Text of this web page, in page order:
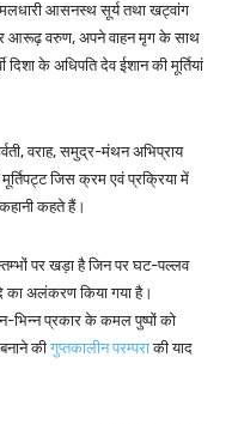
आसनस्थ सूर्य तथा खट्वांग
आरूढ़ वरुण, अपने वाहन मृग के साथ
के अधिपति देव ईशान की मूर्तियां
वराह, समुद्र-मंथन अभिप्राय
जिस क्रम एवं प्रक्रिया में
कहते हैं।
पर खड़ा है जिन पर घट-पल्लव
का अलंकरण किया गया है।
भिन्न प्रकार के कमल पुष्पों को
की गुप्तकालीन परम्पराकी याद